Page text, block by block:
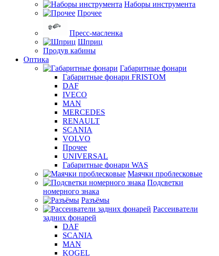
Наборы инструмента
Прочее
Пресс-масленка
Шприц
Продув кабины
Оптика
Габаритные фонари
Габаритные фонари FRISTOM
DAF
IVECO
MAN
MERCEDES
RENAULT
SCANIA
VOLVO
Прочее
UNIVERSAL
Габаритные фонари WAS
Маячки проблесковые
Подсветки
номерного знака
Разъёмы
Рассеиватели
задних фонарей
DAF
SCANIA
MAN
KOGEL